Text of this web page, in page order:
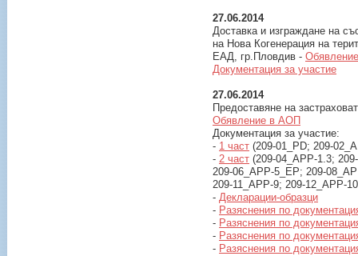
27.06.2014
Доставка и изграждане на
на Нова Когенерация на
ЕАД, гр.Пловдив -
Документация за участие
27.06.2014
Предоставяне на
Обявление в АОП
Документация за участие:
- 1 част (209-01_PD; 209-
- 2 част (209-04_APP-1.3;
209-06_APP-5_EP; 209-
209-11_APP-9; 209-12_APP-
- Декларации-образци
- Разяснения по
- Разяснения по
- Разяснения по
- Разяснения по